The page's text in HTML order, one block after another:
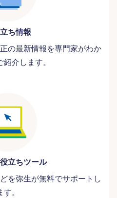
ち情報
の最新情報を専門家がわか
紹介します。
立ちツール
を弥生が無料でサポートし
す。